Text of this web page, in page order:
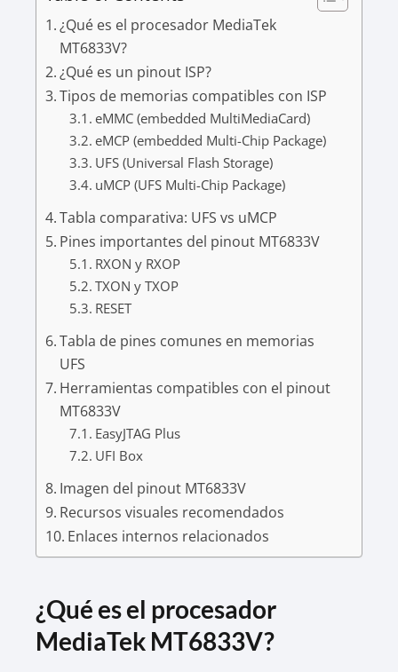
¿Qué es el procesador MediaTek
MT6833V?
¿Qué es un pinout ISP?
Tipos de memorias compatibles con ISP
eMMC (embedded MultiMediaCard)
eMCP (embedded Multi-Chip Package)
UFS (Universal Flash Storage)
uMCP (UFS Multi-Chip Package)
Tabla comparativa: UFS vs uMCP
Pines importantes del pinout MT6833V
RXON y RXOP
TXON y TXOP
RESET
Tabla de pines comunes en memorias
UFS
Herramientas compatibles con el pinout
MT6833V
EasyJTAG Plus
UFI Box
Imagen del pinout MT6833V
Recursos visuales recomendados
Enlaces internos relacionados
¿Qué es el procesador
MediaTek MT6833V?